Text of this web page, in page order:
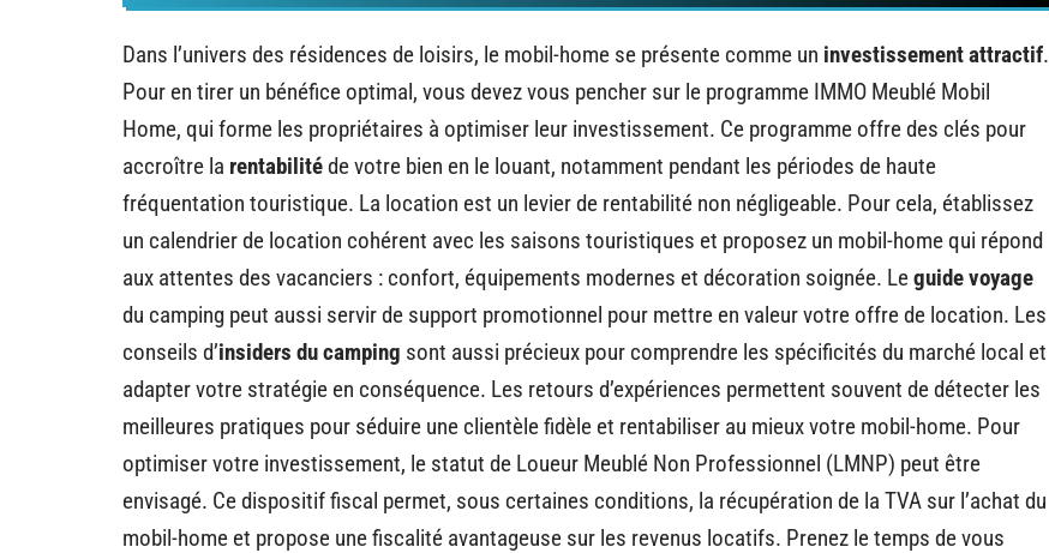
Dans l’univers des résidences de loisirs, le mobil-home se présente comme un investissement attractif.
Pour en tirer un bénéfice optimal, vous devez vous pencher sur le programme IMMO Meublé Mobil
Home, qui forme les propriétaires à optimiser leur investissement. Ce programme offre des clés pour
accroître la rentabilitéde votre bien en le louant, notamment pendant les périodes de haute
fréquentation touristique. La location est un levier de rentabilité non négligeable. Pour cela, établissez
un calendrier de location cohérent avec les saisons touristiques et proposez un mobil-home qui répond
aux attentes des vacanciers : confort, équipements modernes et décoration soignée. Leguide voyage
du camping peut aussi servir de support promotionnel pour mettre en valeur votre offre de location. Les
conseils d’insiders du camping sont aussi précieux pour comprendre les spécificités du marché local et
adapter votre stratégie en conséquence. Les retours d’expériences permettent souvent de détecter les
meilleures pratiques pour séduire une clientèle fidèle et rentabiliser au mieux votre mobil-home. Pour
optimiser votre investissement, le statut de Loueur Meublé Non Professionnel (LMNP) peut être
envisagé. Ce dispositif fiscal permet, sous certaines conditions, la récupération de la TVA sur l’achat du
mobil-home et propose une fiscalité avantageuse sur les revenus locatifs. Prenez le temps de vous